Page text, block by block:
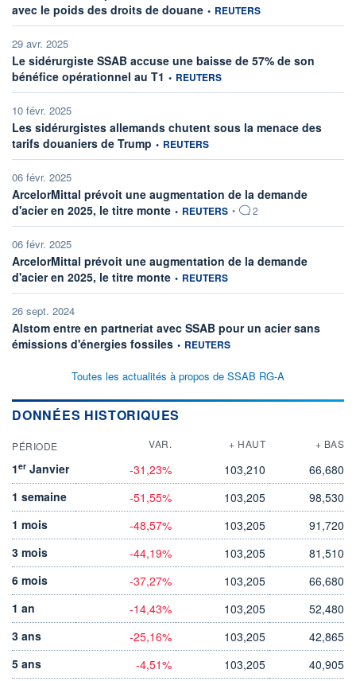
avec le poids des droits de douane information fournie par
• REUTERS
29 avr. 2025
Le sidérurgiste SSAB accuse une baisse de 57% de son
bénéfice opérationnel au T1 information fournie par
• REUTERS
10 févr. 2025
Les sidérurgistes allemands chutent sous la menace des
tarifs douaniers de Trump information fournie par
• REUTERS
06 févr. 2025
ArcelorMittal prévoit une augmentation de la demande
d'acier en 2025, le titre monte information fournie par
• REUTERS • 2
06 févr. 2025
ArcelorMittal prévoit une augmentation de la demande
d'acier en 2025, le titre monte information fournie par
• REUTERS
26 sept. 2024
Alstom entre en partneriat avec SSAB pour un acier sans
émissions d'énergies fossiles information fournie par
• REUTERS
Toutes les actualités à propos de SSAB RG-A
DONNÉES HISTORIQUES
PÉRIODE VAR. + HAUT + BAS
1er Janvier -31,23% 103,210
66,680
1 semaine
-51,55% 103,205
98,530
1 mois
-48,57% 103,205
91,720
3 mois
-44,19% 103,205
81,510
6 mois
-37,27% 103,205
66,680
1 an
-14,43% 103,205
52,480
3 ans
-25,16% 103,205
42,865
5 ans
-4,51% 103,205
40,905